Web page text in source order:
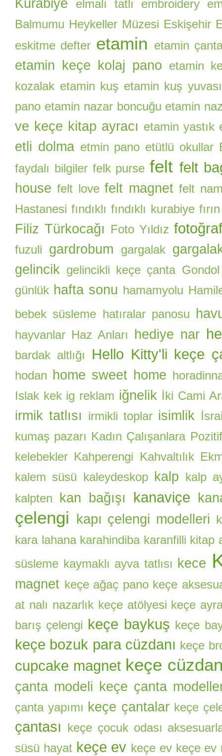
Kurabiye elmalı tatlı embroidery
Balmumu Heykeller Müzesi Eskişehir
eskitme defter etamin etamin
etamin keçe kolaj pano
etamin
kozalak etamin kuş etamin kuş
pano etamin nazar boncuğu etamin
ve keçe kitap ayracı etamin yastık
etli dolma etmin pano etütlü okullar
faydalı bilgiler felk purse felt felt
house felt love felt magnet felt
Hastanesi fındıklı fındıklı kurabiye
Filiz Türkocağı Foto Yıldız
fuzuli gardrobum gargalak
gelincik gelincikli keçe çanta Gondol
günlük hafta sonu hamamyolu
bebek süsleme
hatıralar panosu
hayvanlar Haz Anları hediye nar
bardak altlığı Hello Kitty'li keçe
hodan home sweet home
Islak kek ig reklam iğnelik İki Cami
irmik tatlısı irmikli toplar isimlik
kumaş pazarı Kadın Çalışanlara
kelebekler
Kahperengi
Kahvaltılık
kalem süsü
kaleydeskop kalp
kalp
kalpten
kan bağışı kanaviçe
çelengi kapı çelengi modelleri
kara lahana karahindiba karanfilli kitap
süsleme kaymaklı ayva tatlısı kece
magnet keçe ağaç pano keçe
at nalı nazarlık keçe atölyesi keçe
barış çelengi keçe baykuş keçe
keçe bozuk para cüzdanı keçe
cupcake magnet keçe
çanta modeli keçe çanta
çanta yapımı keçe çantalar keçe
çantası
keçe çocuk odası
süsü hayat keçe ev keçe ev keçe ev